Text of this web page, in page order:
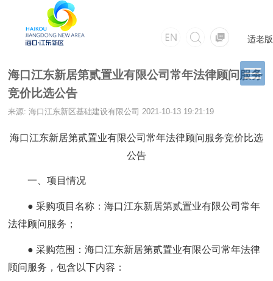
适老版
海口江东新居第贰置业有限公司常年法律顾问服务
竞价比选公告
来源: 海口江东新区基础建设有限公司 2021-10-13 19:21:19
海口江东新居第贰置业有限公司常年法律顾问服务竞价比选
公告
一、项目情况
● 采购项目名称：海口江东新居第贰置业有限公司常年
法律顾问服务；
● 采购范围：海口江东新居第贰置业有限公司常年法律
顾问服务，包含以下内容：